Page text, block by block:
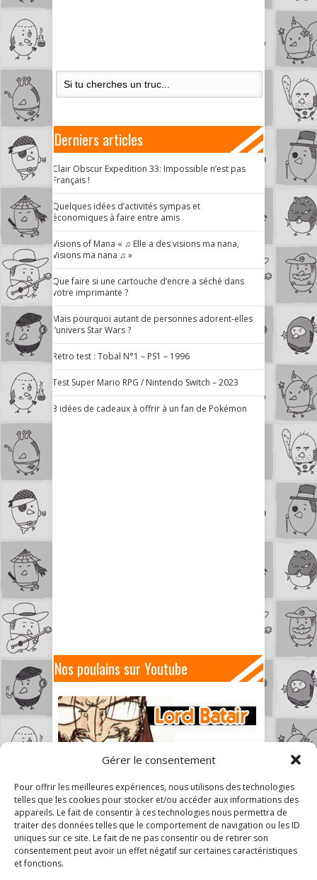
Gérer le consentement
Pour offrir les meilleures expériences, nous utilisons des technologies
telles que les cookies pour stocker et/ou accéder aux informations des
appareils. Le fait de consentir à ces technologies nous permettra de
traiter des données telles que le comportement de navigation ou les ID
uniques sur ce site. Le fait de ne pas consentir ou de retirer son
consentement peut avoir un effet négatif sur certaines caractéristiques
et fonctions.
Derniers articles
Clair Obscur Expedition 33: Impossible n’est pas
Français !
Quelques idées d’activités sympas et
économiques à faire entre amis
Visions of Mana « ♫ Elle a des visions ma nana,
Visions ma nana ♫ »
Que faire si une cartouche d’encre a séché dans
votre imprimante ?
Mais pourquoi autant de personnes adorent-elles
l’univers Star Wars ?
Retro test : Tobal N°1 – PS1 – 1996
Test Super Mario RPG / Nintendo Switch – 2023
3 idées de cadeaux à offrir à un fan de Pokémon
Nos poulains sur Youtube